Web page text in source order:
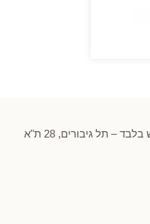
– תל גיבורים, 28 ת"א